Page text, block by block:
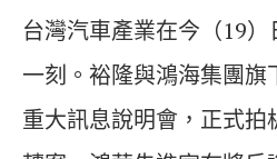
台灣汽車產業在今（19
一刻。裕隆與鴻海集團旗
重大訊息說明會，正式拍